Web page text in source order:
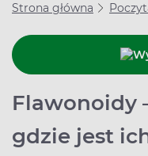
Strona główna
Flawonoidy
gdzie jest